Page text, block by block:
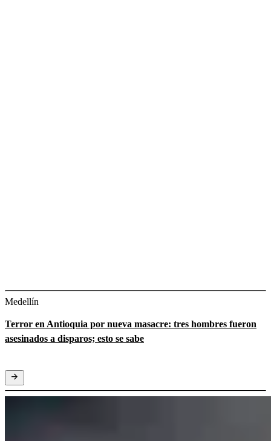
Medellín
Terror en Antioquia por nueva masacre: tres hombres fueron
asesinados a disparos; esto se sabe